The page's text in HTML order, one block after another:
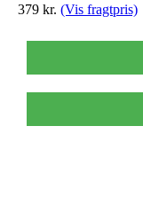
379 kr. (Vis fragtpris)